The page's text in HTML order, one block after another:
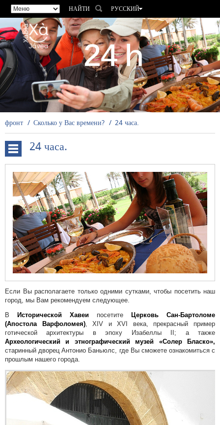
НАЙТИ
РУССКИЙ
ESPAÑOL
VALENCIÀ
ENGLISH
FRANÇAIS
DEUTSCH
фронт Сколько у Вас времени? 24 часа.
24
часа.
48
часов
7
дней
24 часа.
Если Вы располагаете только одними сутками, чтобы посетить наш
город, мы Вам рекомендуем следующее.
В
Исторической Хавеи посетите
Церковь Сан-Бартоломе
(Апостола Варфоломея), XIV и XVI века, прекрасный пример
готической архитектуры в эпоху Изабеллы II; а также
Археологический и этнографический музей «Солер Бласко»,
старинный дворец Антонио Баньюлс, где Вы сможете ознакомиться с
прошлым нашего города.